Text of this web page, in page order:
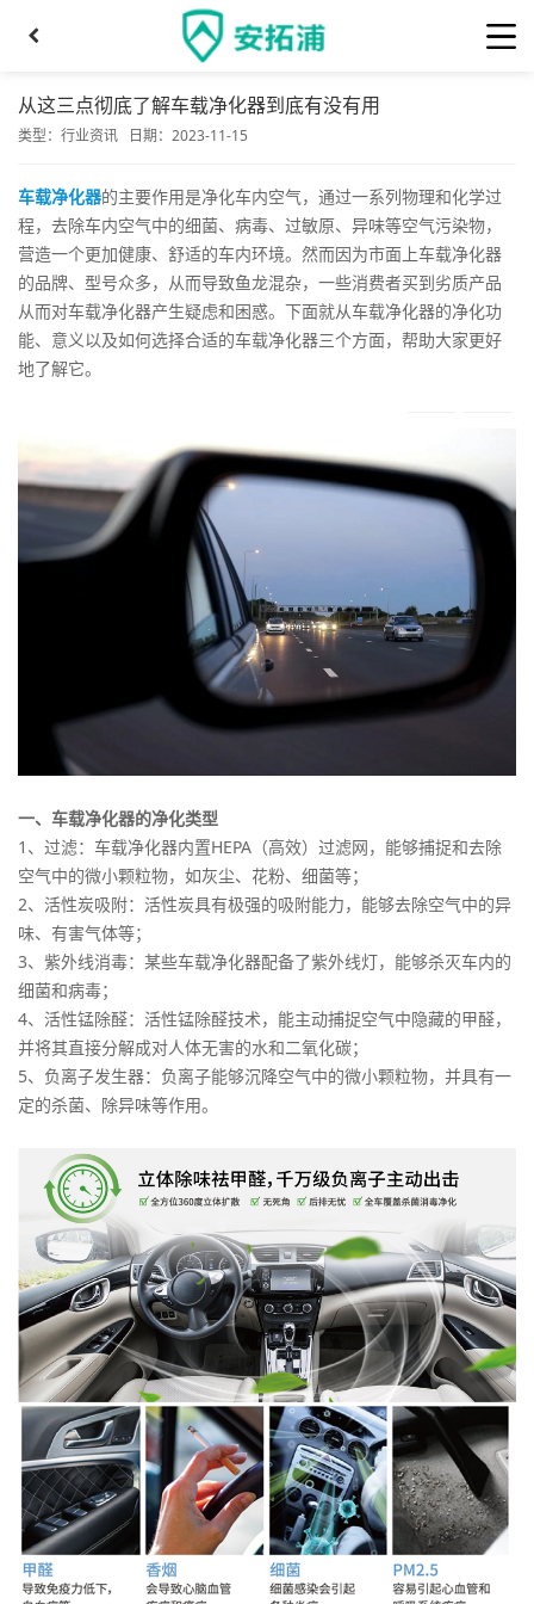
从这三点彻底了解车载净化器到底有没有用
类型： 行业资讯 日期：2023-11-15
车载净化器的主要作用是净化车内空气，通过一系列物理和化学过
程，去除车内空气中的细菌、病毒、过敏原、异味等空气污染物，
营造一个更加健康、舒适的车内环境。然而因为市面上车载净化器
的品牌、型号众多，从而导致鱼龙混杂，一些消费者买到劣质产品
从而对车载净化器产生疑虑和困惑。下面就从车载净化器的净化功
能、意义以及如何选择合适的车载净化器三个方面，帮助大家更好
地了解它。
一、车载净化器的净化类型
1、过滤：车载净化器内置HEPA（高效）过滤网，能够捕捉和去除
空气中的微小颗粒物，如灰尘、花粉、细菌等；
2、活性炭吸附：活性炭具有极强的吸附能力，能够去除空气中的异
味、有害气体等；
3、紫外线消毒：某些车载净化器配备了紫外线灯，能够杀灭车内的
细菌和病毒；
4、活性锰除醛：活性锰除醛技术，能主动捕捉空气中隐藏的甲醛，
并将其直接分解成对人体无害的水和二氧化碳；
5、负离子发生器：负离子能够沉降空气中的微小颗粒物，并具有一
定的杀菌、除异味等作用。